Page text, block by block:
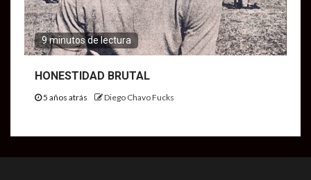
9 minutos de lectura
HONESTIDAD BRUTAL
5 años atrás Diego Chavo Fucks